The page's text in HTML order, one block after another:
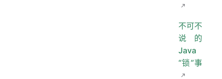
不可不
说的
Java
“锁”事